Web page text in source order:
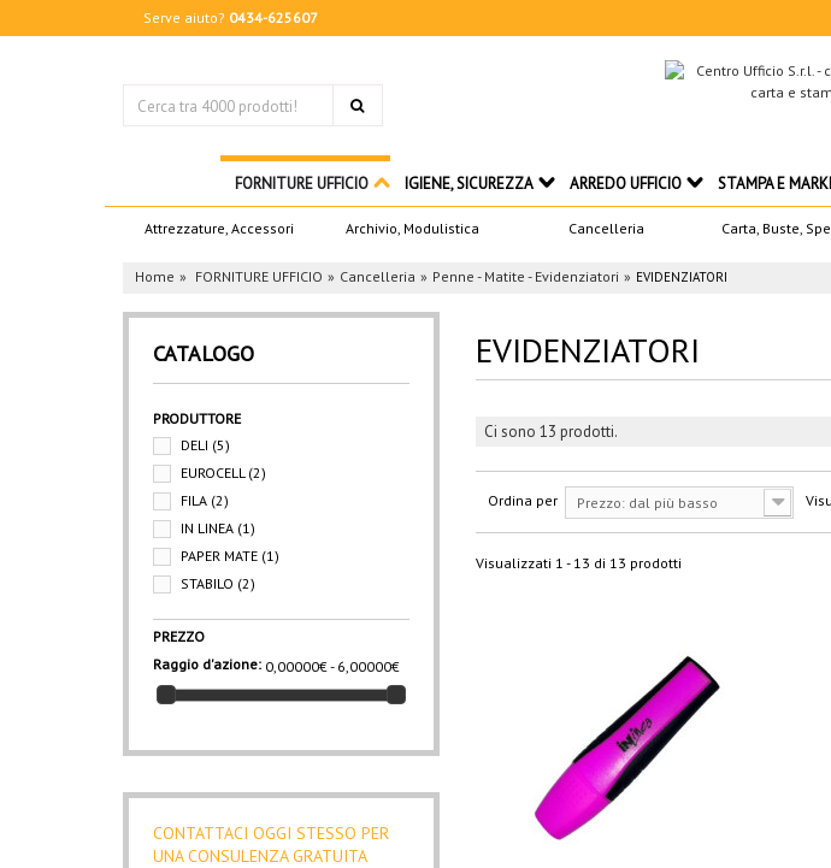
Serve aiuto? 0434-625607
FORNITURE UFFICIO
Attrezzature, Accessori Archivio, Modulistica Cancelleria Carta, Buste,
IGIENE, SICUREZZA ARREDO UFFICIO STAMPA E
Home FORNITURE UFFICIO Cancelleria Penne - Matite - Evidenziatori EVIDENZIATORI
CATALOGO
PRODUTTORE
DELI (5)
EUROCELL(2)
FILA (2)
IN LINEA (1)
PAPER MATE (1)
STABILO (2)
PREZZO
Raggio d'azione: 0,00000€ - 6,00000€
CONTATTACI OGGI STESSO PER
UNA CONSULENZA GRATUITA
EVIDENZIATORI
Ci sono 13 prodotti.
Ordina per Prezzo: dal più basso
Visualizzati 1 - 13 di 13 prodotti